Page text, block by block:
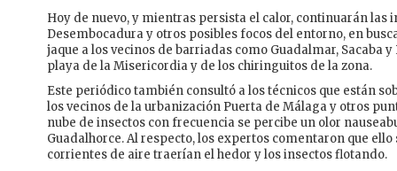
Hoy de nuevo, y mientras persista el calor, continuarán las
Desembocadura y otros posibles focos del entorno, en
jaque a los vecinos de barriadas como Guadalmar, Sacaba
playa de la Misericordia y de los chiringuitos de la zona.
Este periódico también consultó a los técnicos que están
los vecinos de la urbanización Puerta de Málaga y otros
nube de insectos con frecuencia se percibe un olor
Guadalhorce. Al respecto, los expertos comentaron que
corrientes de aire traerían el hedor y los insectos flotando.